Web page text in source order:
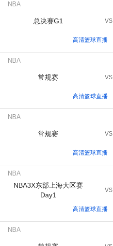
NBA
总决赛G1 VS
高清篮球直播
NBA
常规赛 VS
高清篮球直播
NBA
常规赛 VS
高清篮球直播
NBA
NBA3X东部上海大区赛
Day1
VS
高清篮球直播
NBA